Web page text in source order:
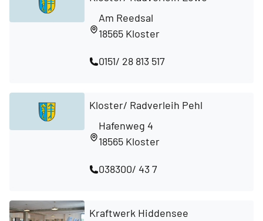
Am Reedsal
18565 Kloster
0151/ 28 813 517
Kloster/ Radverleih Pehl
Hafenweg 4
18565 Kloster
038300/ 43 7
Kraftwerk Hiddensee